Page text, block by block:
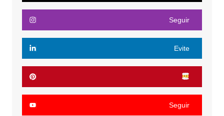
Seguir
Evite
Seguir